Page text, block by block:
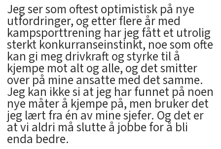
Jeg ser som oftest optimistisk på nye
utfordringer, og etter flere år med
kampsporttrening har jeg fått et utrolig
sterkt konkurranseinstinkt, noe som ofte
kan gi meg drivkraft og styrke til å
kjempe mot alt og alle, og det smitter
over på mine ansatte med det samme.
Jeg kan ikke si at jeg har funnet på noen
nye måter å kjempe på, men bruker det
jeg lært fra én av mine sjefer. Og det er
at vi aldri må slutte å jobbe for å bli
enda bedre.